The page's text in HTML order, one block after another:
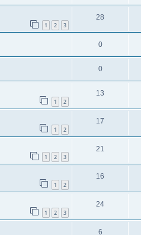
1 2 3
28
0
0
1 2
13
1 2
17
1 2 3
21
1 2
16
1 2 3
24
6